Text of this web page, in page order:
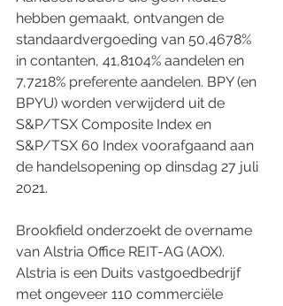
hebben gemaakt, ontvangen de
standaardvergoeding van 50,4678%
in contanten, 41,8104% aandelen en
7,7218% preferente aandelen. BPY (en
BPYU) worden verwijderd uit de
S&P/TSX Composite Index en
S&P/TSX 60 Index voorafgaand aan
de handelsopening op dinsdag 27 juli
2021.
Brookfield onderzoekt de overname
van Alstria Office REIT-AG (AOX).
Alstria is een Duits vastgoedbedrijf
met ongeveer 110 commerciële